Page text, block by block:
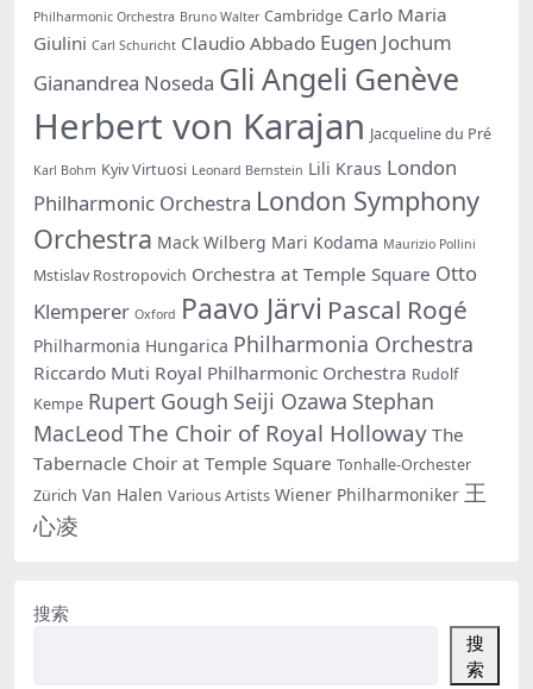
Philharmonic Orchestra Bruno Walter Cambridge Carlo Maria
Giulini Carl Schuricht Claudio Abbado Eugen Jochum
Gianandrea Noseda Gli Angeli Genève
Herbert von Karajan Jacqueline du Pré
Karl Bohm Kyiv Virtuosi Leonard Bernstein Lili Kraus London
Philharmonic Orchestra London Symphony
Orchestra Mack Wilberg Mari Kodama Maurizio Pollini
Mstislav Rostropovich Orchestra at Temple Square Otto
Klemperer Oxford Paavo Järvi Pascal Rogé
Philharmonia Hungarica Philharmonia Orchestra
Riccardo Muti Royal Philharmonic Orchestra Rudolf
Kempe Rupert Gough Seiji Ozawa Stephan
MacLeod The Choir of Royal Holloway The
Tabernacle Choir at Temple Square Tonhalle-Orchester
Zürich Van Halen Various Artists Wiener Philharmoniker 王
心凌
搜索
搜
索